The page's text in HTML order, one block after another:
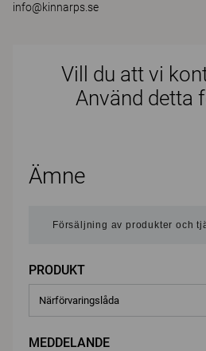
info@kinnarps.se
Vill du att vi
Använd detta
Ämne
PRODUKT
MEDDELANDE